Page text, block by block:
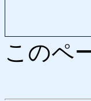
このペ